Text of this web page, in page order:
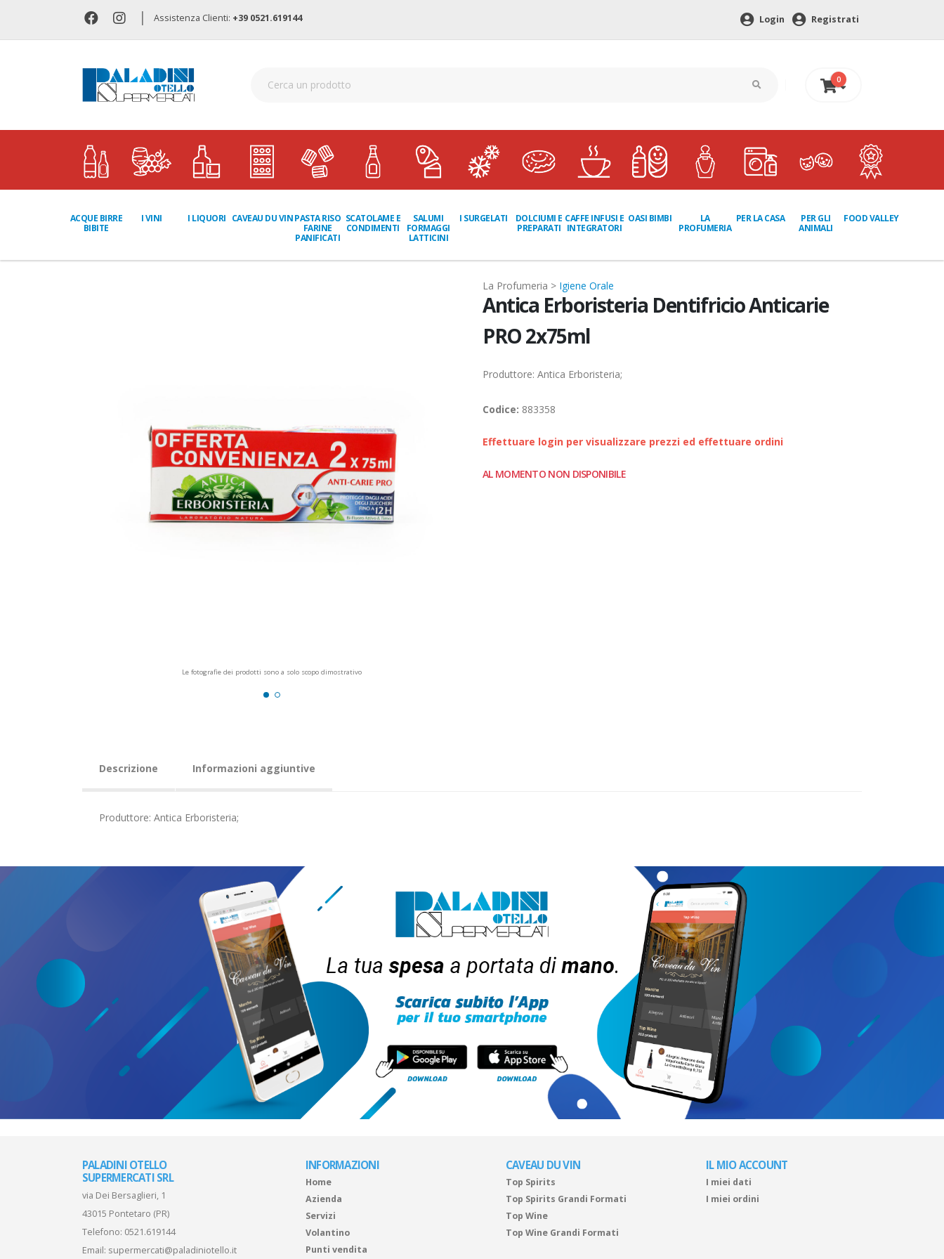
| Assistenza Clienti: +39 0521.619144 Login Registrati
0
0 €
ACQUE BIRRE
BIBITE
I VINI I LIQUORI CAVEAU DU VINPASTA RISO
FARINE
PANIFICATI
SCATOLAME E
CONDIMENTI
SALUMI
FORMAGGI
LATTICINI
I SURGELATI
DOLCIUMI E
PREPARATI
CAFFE INFUSI E
INTEGRATORI
OASI BIMBI
LA
PROFUMERIA
PER LA CASA
PER GLI
ANIMALI
FOOD VALLEY
Le fotografie dei prodotti sono a solo scopo dimostrativo
La Profumeria > Igiene Orale
Antica Erboristeria Dentifricio Anticarie
PRO 2x75ml
Produttore: Antica Erboristeria;
Codice: 883358
Effettuare login per visualizzare prezzi ed effettuare ordini
AL MOMENTO NON DISPONIBILE
Descrizione Informazioni aggiuntive
Produttore: Antica Erboristeria;
PALADINI OTELLO
SUPERMERCATI SRL
via Dei Bersaglieri, 1
43015 Pontetaro (PR)
Telefono: 0521.619144
Email: supermercati@paladiniotello.it
INFORMAZIONI
Home
Azienda
Servizi
Volantino
Punti vendita
CAVEAU DU VIN
Top Spirits
Top Spirits Grandi Formati
Top Wine
Top Wine Grandi Formati
IL MIO ACCOUNT
I miei dati
I miei ordini